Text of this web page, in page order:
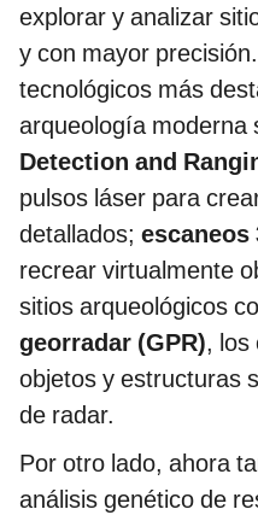
explorar y analizar
y con mayor
tecnológicos más
arqueología moderna
Detection and
pulsos láser para
detallados; escaneos
recrear virtualmente
sitios arqueológicos
georradar (GPR), los
objetos y estructuras
de radar.
Por otro lado, ahora
análisis genético de